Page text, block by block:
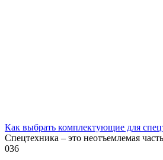
Как выбрать комплектующие для
Спецтехника – это неотъемлемая
036